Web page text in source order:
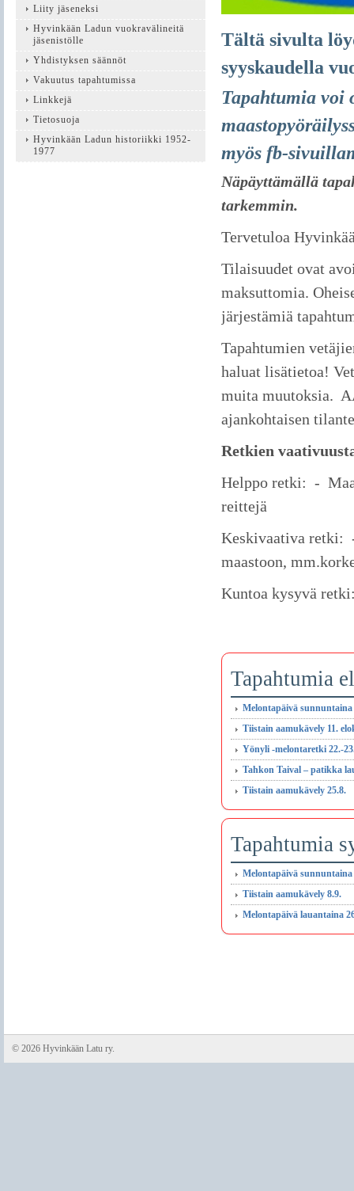
Tältä sivulta
syyskaudella
Tapahtumia voi
myös fb-
Näpäyttämällä
tarkemmin.
Tervetuloa
Tilaisuudet ovat
maksuttomia.
järjestämiä
Tapahtumien
haluat lisätietoa!
muita muutoksia.
ajankohtaisen
Retkien
Helppo retki: -
reittejä
Keskivaativa retki:
maastoon,
Kuntoa kysyvä
Tapahtumia
Melontapäivä
Tiistain aamukävely 11.
Yönyli -melontaretki 22.-
Tahkon Taival – patikka
Tiistain aamukävely 25.8.
Tapahtumia
Melontapäivä
Tiistain aamukävely 8.9.
Melontapäivä lauantaina
Liity jäseneksi
Hyvinkään Ladun vuokravälineitä
jäsenistölle
Yhdistyksen säännöt
Vakuutus tapahtumissa
Linkkejä
Tietosuoja
Hyvinkään Ladun historiikki 1952-
1977
© 2026 Hyvinkään Latu ry.